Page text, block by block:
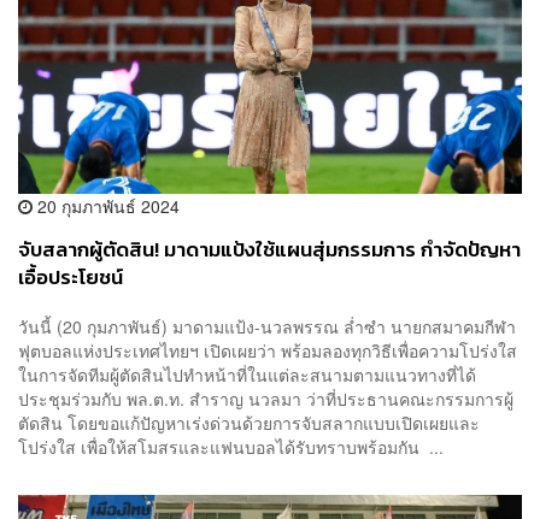
20 กุมภาพันธ์ 2024
จับสลากผู้ตัดสิน! มาดามแป้งใช้แผนสุ่มกรรมการ กำจัดปัญหา
เอื้อประโยชน์
วันนี้ (20 กุมภาพันธ์) มาดามแป้ง-นวลพรรณ ล่ำซำ นายกสมาคมกีฬา
ฟุตบอลแห่งประเทศไทยฯ เปิดเผยว่า พร้อมลองทุกวิธีเพื่อความโปร่งใส
ในการจัดทีมผู้ตัดสินไปทำหน้าที่ในแต่ละสนามตามแนวทางที่ได้
ประชุมร่วมกับ พล.ต.ท. สำราญ นวลมา ว่าที่ประธานคณะกรรมการผู้
ตัดสิน โดยขอแก้ปัญหาเร่งด่วนด้วยการจับสลากแบบเปิดเผยและ
โปร่งใส เพื่อให้สโมสรและแฟนบอลได้รับทราบพร้อมกัน ...